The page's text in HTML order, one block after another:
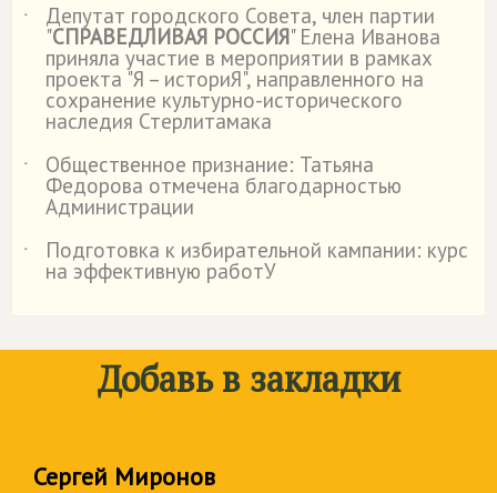
˙
Депутат городского Совета, член партии
"СПРАВЕДЛИВАЯ РОССИЯ" Елена Иванова
приняла участие в мероприятии в рамках
проекта "Я – историЯ", направленного на
сохранение культурно-исторического
наследия Стерлитамака
˙
Общественное признание: Татьяна
Федорова отмечена благодарностью
Администрации
˙
Подготовка к избирательной кампании: курс
на эффективную работУ
Добавь в закладки
Сергей Миронов